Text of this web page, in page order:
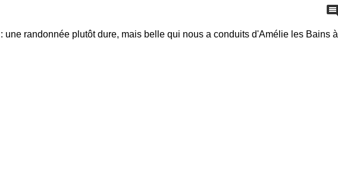
une randonnée plutôt dure, mais belle qui nous a conduits d'Amélie les Bains à